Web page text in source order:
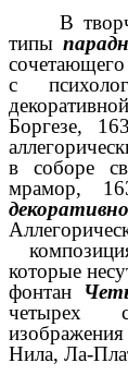
В
типы
с
Боргезе,
в соборе
мрамор,
которые
фонтан
четырех
Нила, Ла-